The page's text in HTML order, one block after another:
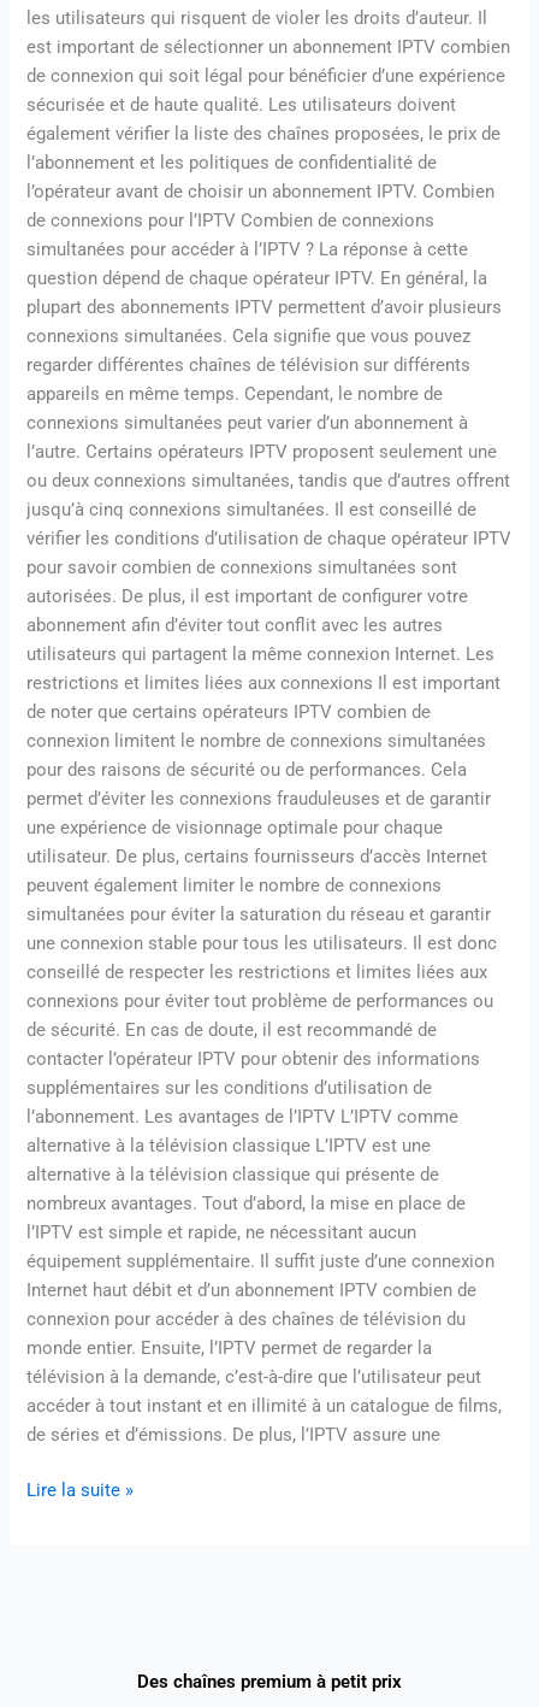
les utilisateurs qui risquent de violer les droits d’auteur. Il
est important de sélectionner un abonnement IPTV combien
de connexion qui soit légal pour bénéficier d’une expérience
sécurisée et de haute qualité. Les utilisateurs doivent
également vérifier la liste des chaînes proposées, le prix de
l’abonnement et les politiques de confidentialité de
l’opérateur avant de choisir un abonnement IPTV. Combien
de connexions pour l’IPTV Combien de connexions
simultanées pour accéder à l’IPTV ? La réponse à cette
question dépend de chaque opérateur IPTV. En général, la
plupart des abonnements IPTV permettent d’avoir plusieurs
connexions simultanées. Cela signifie que vous pouvez
regarder différentes chaînes de télévision sur différents
appareils en même temps. Cependant, le nombre de
connexions simultanées peut varier d’un abonnement à
l’autre. Certains opérateurs IPTV proposent seulement une
ou deux connexions simultanées, tandis que d’autres offrent
jusqu’à cinq connexions simultanées. Il est conseillé de
vérifier les conditions d’utilisation de chaque opérateur IPTV
pour savoir combien de connexions simultanées sont
autorisées. De plus, il est important de configurer votre
abonnement afin d’éviter tout conflit avec les autres
utilisateurs qui partagent la même connexion Internet. Les
restrictions et limites liées aux connexions Il est important
de noter que certains opérateurs IPTV combien de
connexion limitent le nombre de connexions simultanées
pour des raisons de sécurité ou de performances. Cela
permet d’éviter les connexions frauduleuses et de garantir
une expérience de visionnage optimale pour chaque
utilisateur. De plus, certains fournisseurs d’accès Internet
peuvent également limiter le nombre de connexions
simultanées pour éviter la saturation du réseau et garantir
une connexion stable pour tous les utilisateurs. Il est donc
conseillé de respecter les restrictions et limites liées aux
connexions pour éviter tout problème de performances ou
de sécurité. En cas de doute, il est recommandé de
contacter l’opérateur IPTV pour obtenir des informations
supplémentaires sur les conditions d’utilisation de
l’abonnement. Les avantages de l’IPTV L’IPTV comme
alternative à la télévision classique L’IPTV est une
alternative à la télévision classique qui présente de
nombreux avantages. Tout d’abord, la mise en place de
l’IPTV est simple et rapide, ne nécessitant aucun
équipement supplémentaire. Il suffit juste d’une connexion
Internet haut débit et d’un abonnement IPTV combien de
connexion pour accéder à des chaînes de télévision du
monde entier. Ensuite, l’IPTV permet de regarder la
télévision à la demande, c’est-à-dire que l’utilisateur peut
accéder à tout instant et en illimité à un catalogue de films,
de séries et d’émissions. De plus, l’IPTV assure une
Lire la suite »
Des chaînes premium à petit prix